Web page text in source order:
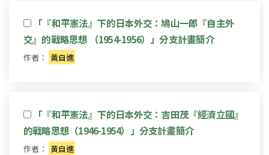
「『和平憲法』下的日本外交：鳩山一郎『自主外
交』的戰略思想 （1954-1956）」分支計畫簡介
作者： 黃自進
「『和平憲法』下的日本外交：吉田茂『經濟立國』
的戰略思想（1946-1954）」分支計畫簡介
作者： 黃自進